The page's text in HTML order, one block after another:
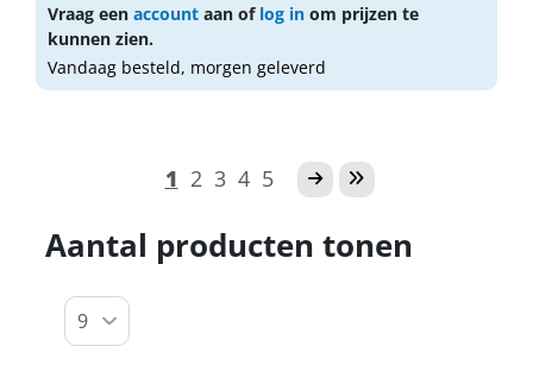
Vraag een account aan of log in om prijzen te
kunnen zien.
Vandaag besteld, morgen geleverd
1 2 3 4 5
Aantal producten tonen